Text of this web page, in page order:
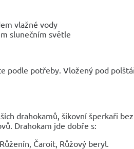
vlažné vody
slunečním světle
podle potřeby. Vložený pod
drahokamů, šikovní šperkaři
Drahokam jde dobře s:
Čaroit, Růžový beryl.